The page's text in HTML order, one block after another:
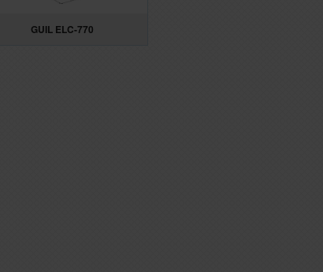
GUIL ELC-770